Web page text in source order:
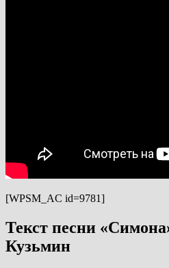
[WPSM_AC id=9781]
Текст песни
Кузьмин